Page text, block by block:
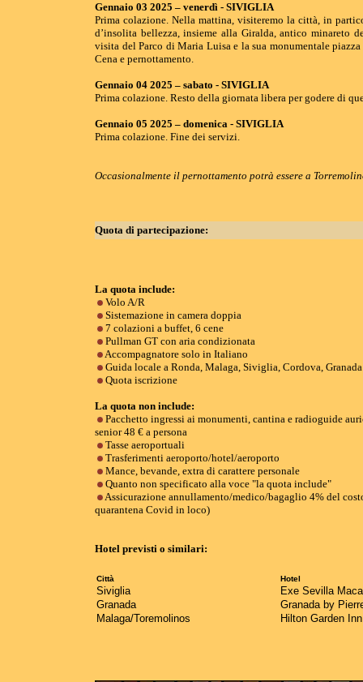
Gennaio 03 2025 – venerdì - SIVIGLIA
Prima colazione. Nella mattina, visiteremo la città, in
d’insolita bellezza, insieme alla Giralda, antico minareto
visita del Parco di Maria Luisa e la sua monumentale
Cena e pernottamento.
Gennaio 04 2025 – sabato - SIVIGLIA
Prima colazione. Resto della giornata libera per godere di
Gennaio 05 2025 – domenica - SIVIGLIA
Prima colazione. Fine dei servizi.
Occasionalmente il pernottamento potrà essere a
Quota di partecipazione:
La quota include:
Volo A/R
Sistemazione in camera doppia
7 colazioni a buffet, 6 cene
Pullman GT con aria condizionata
Accompagnatore solo in Italiano
Guida locale a Ronda, Malaga, Siviglia, Cordova, Granada
Quota iscrizione
La quota non include:
Pacchetto ingressi ai monumenti, cantina e radioguide
senior 48 € a persona
Tasse aeroportuali
Trasferimenti aeroporto/hotel/aeroporto
Mance, bevande, extra di carattere personale
Quanto non specificato alla voce "la quota include"
Assicurazione annullamento/medico/bagaglio 4% del
quarantena Covid in loco)
Hotel previsti o similari:
Città Hotel
Siviglia
Exe Sevilla
Granada
Granada by
Malaga/Toremolinos
Hilton Garden